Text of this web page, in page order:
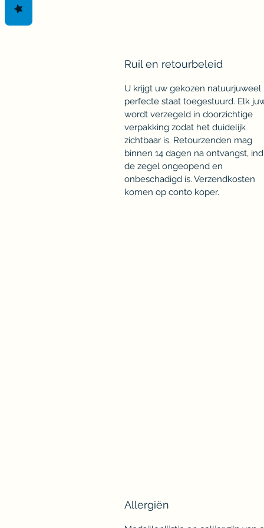
Ruil en retourbeleid
U krijgt uw gekozen natuurjuweel
perfecte staat toegestuurd. Elk
wordt verzegeld in doorzichtige
verpakking zodat het duidelijk
zichtbaar is. Retourzenden mag
binnen 14 dagen na ontvangst,
de zegel ongeopend en
onbeschadigd is. Verzendkosten
komen op conto koper.
Allergiën